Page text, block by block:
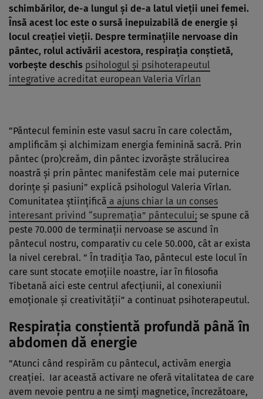
schimbărilor, de-a lungul și de-a latul vieții unei femei.
Însă acest loc este o sursă inepuizabilă de energie și
locul creației vieții. Despre terminațiile nervoase din
pântec, rolul activării acestora, respirația conștietă,
vorbește deschis psihologul și psihoterapeutul
integrative acreditat european Valeria Vîrlan
”Pântecul feminin este vasul sacru în care colectăm,
amplificăm și alchimizam energia feminină sacră. Prin
pântec (pro)creăm, din pântec izvorăște strălucirea
noastră și prin pântec manifestăm cele mai puternice
dorințe și pasiuni” explică psihologul Valeria Vîrlan.
Comunitatea științifică a ajuns chiar la un conses
interesant privind “supremația” pântecului; se spune că
peste 70.000 de terminații nervoase se ascund în
pântecul nostru, comparativ cu cele 50.000, cât ar exista
la nivel cerebral. ” În tradiția Tao, pântecul este locul în
care sunt stocate emoțiile noastre, iar în filosofia
Tibetană aici este centrul afecțiunii, al conexiunii
emoționale și creativității” a continuat psihoterapeutul.
Respirația conștientă profundă până în
abdomen dă energie
”Atunci când respirăm cu pântecul, activăm energia
creației. Iar această activare ne oferă vitalitatea de care
avem nevoie pentru a ne simți magnetice, încrezătoare,